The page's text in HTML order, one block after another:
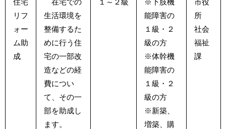
住宅
リフ
ォー
ム助
成
在宅での
生活環境を
整備するた
めに行う住
宅の一部改
造などの経
費につい
て、その一
部を助成し
ます。
１～２級
※下肢機
能障害の
１級・２
級の方
※体幹機
能障害の
１級・２
級の方
※新築、
増築、購
市役
所
社会
福祉
課